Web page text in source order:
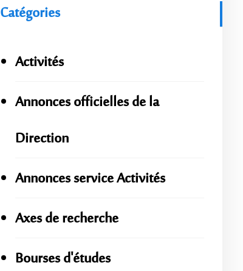
Catégories
Activités
Annonces officielles de la
Direction
Annonces service Activités
Axes de recherche
Bourses d'études